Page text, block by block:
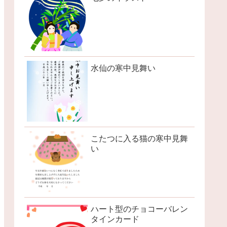
水仙の寒中見舞い
こたつに入る猫の寒中見舞
い
ハート型のチョコーバレン
タインカード